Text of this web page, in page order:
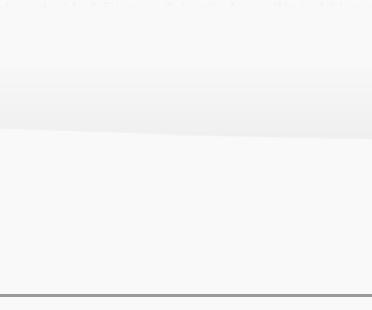
érvényes útlevél vagy személyi